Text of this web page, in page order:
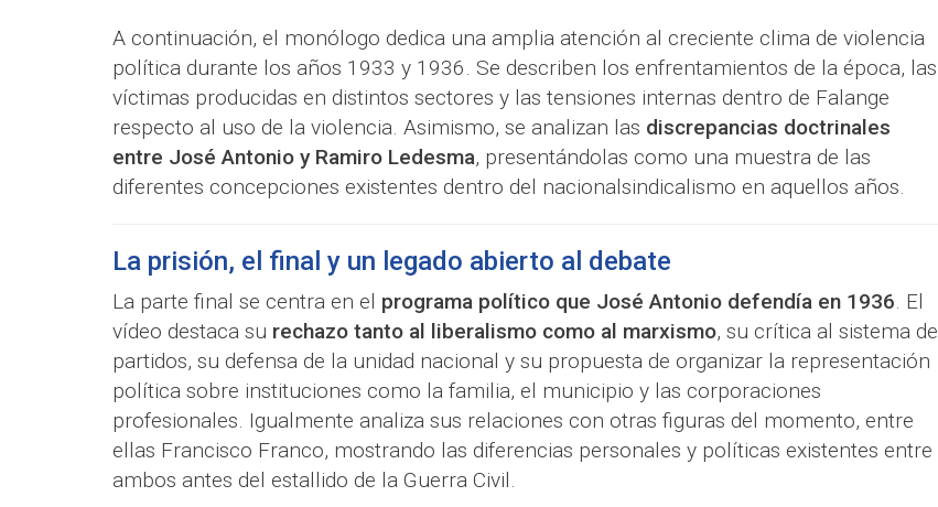
A continuación, el monólogo dedica una amplia atención al creciente clima de violencia
política durante los años 1933 y 1936. Se describen los enfrentamientos de la época, las
víctimas producidas en distintos sectores y las tensiones internas dentro de Falange
respecto al uso de la violencia. Asimismo, se analizan las discrepancias doctrinales
entre José Antonio y Ramiro Ledesma, presentándolas como una muestra de las
diferentes concepciones existentes dentro del nacionalsindicalismo en aquellos años.
La prisión, el final y un legado abierto al debate
La parte final se centra en el programa político que José Antonio defendía en 1936. El
vídeo destaca su rechazo tanto al liberalismo como al marxismo, su crítica al sistema de
partidos, su defensa de la unidad nacional y su propuesta de organizar la representación
política sobre instituciones como la familia, el municipio y las corporaciones
profesionales. Igualmente analiza sus relaciones con otras figuras del momento, entre
ellas Francisco Franco, mostrando las diferencias personales y políticas existentes entre
ambos antes del estallido de la Guerra Civil.